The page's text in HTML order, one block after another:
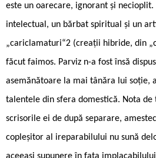
este un oarecare, ignorant şi
intelectual, un bărbat spiritual şi un
„cariclamaturi“2 (creații hibride, din
făcut faimos. Parviz n-a fost însă
asemănătoare la mai tânăra lui soție,
talentele din sfera domestică. Nota
scrisorile ei de după separare,
copleșitor al ireparabilului nu sună
aceeași supunere în fața